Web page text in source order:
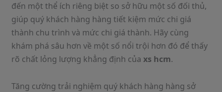
đến một thể ích riêng biệt so sở hữu một số đối thủ,
giúp quý khách hàng hàng tiết kiệm mức chi giá
thành chu trình và mức chi giá thành. Hãy cùng
khám phá sâu hơn về một số nổi trội hơn đó để thấy
rõ chất lỏng lượng khẳng định củaxs hcm.
Tăng cường trải nghiệm quý khách hàng hàng sở